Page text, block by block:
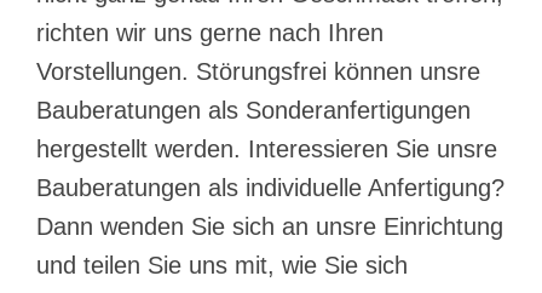
richten wir uns gerne nach Ihren
Vorstellungen. Störungsfrei können unsre
Bauberatungen als Sonderanfertigungen
hergestellt werden. Interessieren Sie unsre
Bauberatungen als individuelle Anfertigung?
Dann wenden Sie sich an unsre Einrichtung
und teilen Sie uns mit, wie Sie sich